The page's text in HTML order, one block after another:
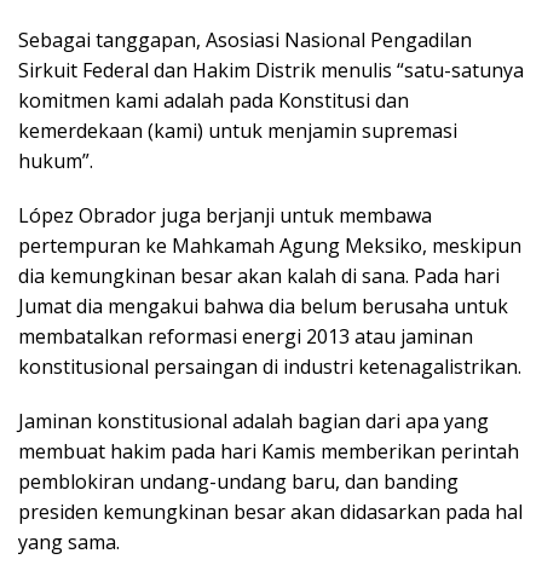
Sebagai tanggapan, Asosiasi Nasional Pengadilan
Sirkuit Federal dan Hakim Distrik menulis “satu-satunya
komitmen kami adalah pada Konstitusi dan
kemerdekaan (kami) untuk menjamin supremasi
hukum”.
López Obrador juga berjanji untuk membawa
pertempuran ke Mahkamah Agung Meksiko, meskipun
dia kemungkinan besar akan kalah di sana. Pada hari
Jumat dia mengakui bahwa dia belum berusaha untuk
membatalkan reformasi energi 2013 atau jaminan
konstitusional persaingan di industri ketenagalistrikan.
Jaminan konstitusional adalah bagian dari apa yang
membuat hakim pada hari Kamis memberikan perintah
pemblokiran undang-undang baru, dan banding
presiden kemungkinan besar akan didasarkan pada hal
yang sama.